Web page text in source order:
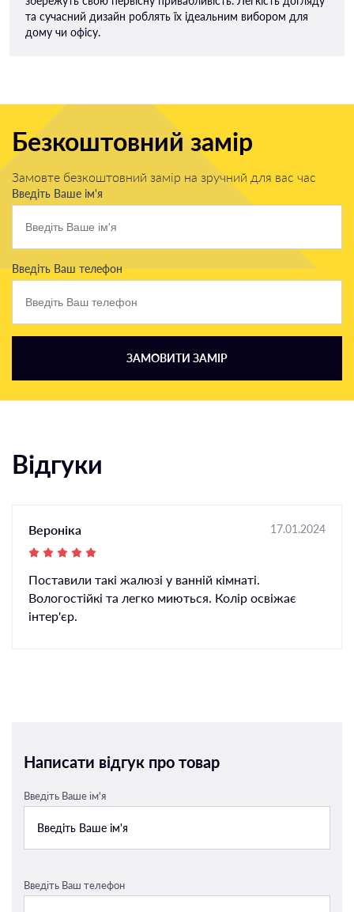
та сучасний дизайн роблять їх ідеальним вибором для
дому чи офісу.
Безкоштовний замір
Замовте безкоштовний замір на зручний для вас час
Введіть Ваше ім'я
Введіть Ваш телефон
ЗАМОВИТИ ЗАМІР
Відгуки
Вероніка 17.01.2024
Поставили такі жалюзі у ванній кімнаті.
Вологостійкі та легко миються. Колір освіжає
інтер'єр.
Написати відгук про товар
Введіть Ваше ім'я
Введіть Ваш телефон